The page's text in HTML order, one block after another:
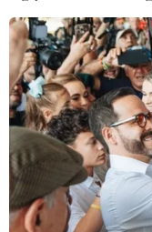
AU kêu gọi lập tức
trọng đầy đủ tính
như cơ sở hạ tầng
thang bạo lực ở